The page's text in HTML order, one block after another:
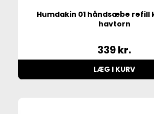
Humdakin 01 håndsæbe refill
havtorn
339kr.
LÆG I KURV